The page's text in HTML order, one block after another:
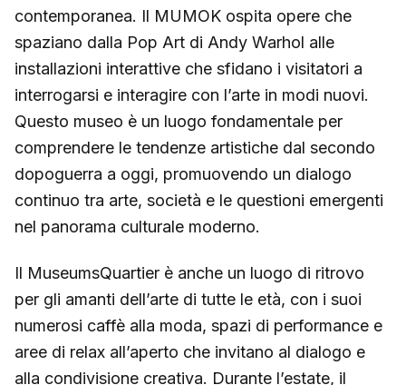
contemporanea. Il MUMOK ospita opere che
spaziano dalla Pop Art di Andy Warhol alle
installazioni interattive che sfidano i visitatori a
interrogarsi e interagire con l’arte in modi nuovi.
Questo museo è un luogo fondamentale per
comprendere le tendenze artistiche dal secondo
dopoguerra a oggi, promuovendo un dialogo
continuo tra arte, società e le questioni emergenti
nel panorama culturale moderno.
Il MuseumsQuartier è anche un luogo di ritrovo
per gli amanti dell’arte di tutte le età, con i suoi
numerosi caffè alla moda, spazi di performance e
aree di relax all’aperto che invitano al dialogo e
alla condivisione creativa. Durante l’estate, il